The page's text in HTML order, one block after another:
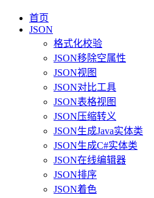
首页
JSON
格式化校验
JSON移除空属性
JSON视图
JSON对比工具
JSON表格视图
JSON压缩转义
JSON生成Java实体类
JSON生成C#实体类
JSON在线编辑器
JSON排序
JSON着色